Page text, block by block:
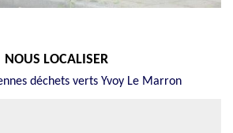
NOUS LOCALISER
déchets verts Yvoy Le Marron